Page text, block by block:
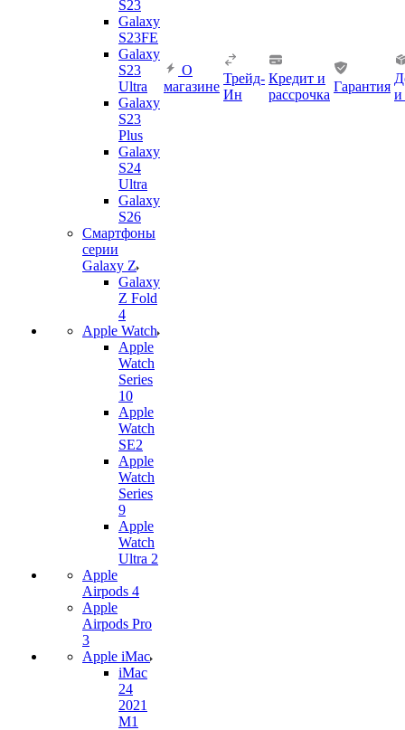
S23
Galaxy
S23FE
Galaxy
S23
Ultra
Galaxy
S23
Plus
Galaxy
S24
Ultra
Galaxy
S26
Смартфоны
серии
Galaxy Z
Galaxy
Z Fold
4
Apple Watch
Apple
Watch
Series
10
Apple
Watch
SE2
Apple
Watch
Series
9
Apple
Watch
Ultra 2
Apple
Airpods 4
Apple
Airpods Pro
3
Apple iMac
iMac
24
2021
M1
О
магазине
Трейд-
Ин
Кредит и
рассрочка
Гарантия
и